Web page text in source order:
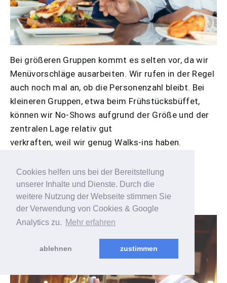
Cookies helfen uns bei der Bereitstellung
unserer Inhalte und Dienste. Durch die
weitere Nutzung der Webseite stimmen Sie
der Verwendung von Cookies & Google
Analytics zu. Mehr erfahren
ablehnen zustimmen
Bei größeren Gruppen kommt es selten vor, da wir
Menüvorschläge ausarbeiten. Wir rufen in der Regel
auch noch mal an, ob die Personenzahl bleibt. Bei
kleineren Gruppen, etwa beim Frühstücksbüffet,
können wir No-Shows aufgrund der Größe und der
zentralen Lage relativ gut
verkraften, weil wir genug Walks-ins haben.
Uns brennt gerade nichts unter den Nägeln.
Michael Niegisch, Restaurant Sparrenburg